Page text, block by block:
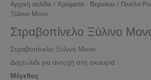
Αρχική σελίδα / Χρώματα - Βερνίκια / Πινέλα-
Ξύλινο Μονό
Στραβοπίνελο Ξύλινο
Στραβοπίνελο Ξύλινο Μονό
Δαχτυλίδι για αντοχή στη σκουριά
Μέγεθος